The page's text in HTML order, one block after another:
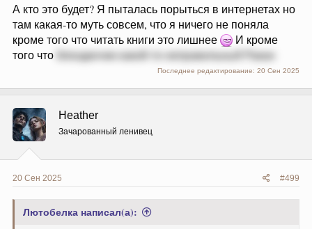
А кто это будет? Я пыталась порыться в интернетах но
там какая-то муть совсем, что я ничего не поняла
кроме того что читать книги это лишнее
И кроме
того что блондинчик какой-то неправильный Ракан
Последнее редактирование: 20 Сен 2025
Heather
Зачарованный ленивец
20 Сен 2025 #499
Лютобелка написал(а):